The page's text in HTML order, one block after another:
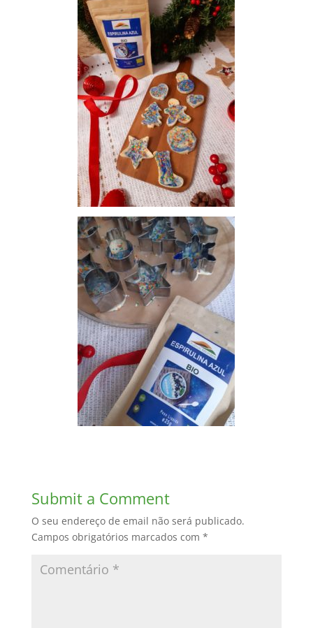
Submit a Comment
O seu endereço de email não será publicado.
Campos obrigatórios marcados com *